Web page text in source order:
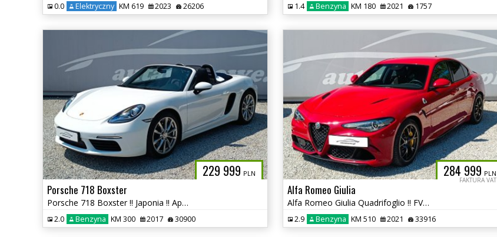
0.0 Elektryczny KM 619 2023 26206 1.4 Benzyna KM 180 2021 1757
229 999 PLN
Porsche 718 Boxster
Porsche 718 Boxster !! Japonia !! Approved !! autaniszowe.pl
2.0 Benzyna KM 300 2017 30900
284 999 PLN
FAKTURA VAT
Alfa Romeo Giulia
Alfa Romeo Giulia Quadrifoglio !! FV23% !! Salon PL !! autaniszowe.pl
2.9 Benzyna KM 510 2021 33916